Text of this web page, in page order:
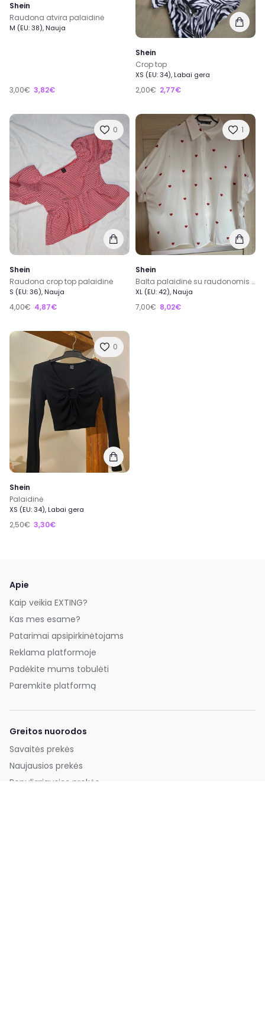
Shein
Raudona atvira palaidinė
M (EU: 38), Nauja
3,00€ 3,82€
Shein
Crop top
XS (EU: 34), Labai gera
2,00€ 2,77€
0
Shein
Raudona crop top palaidinė
S (EU: 36), Nauja
4,00€ 4,87€
1
Shein
Balta palaidinė su raudonomis širdutemis
XL (EU: 42), Nauja
7,00€ 8,02€
0
Shein
Palaidinė
XS (EU: 34), Labai gera
2,50€ 3,30€
Apie
Kaip veikia EXTING?
Kas mes esame?
Patarimai apsipirkinėtojams
Reklama platformoje
Padėkite mums tobulėti
Paremkite platformą
Greitos nuorodos
Savaitės prekės
Naujausios prekės
Populiariausios prekės